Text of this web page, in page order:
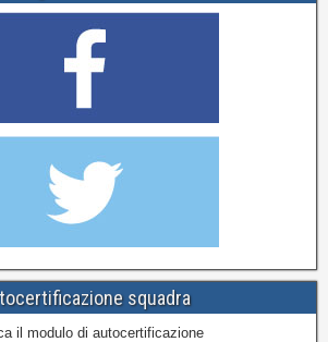
squadra
il modulo di autocertificazione